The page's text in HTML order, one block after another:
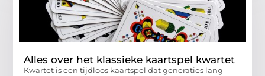
Alles over het klassieke kaartspel kwartet
Kwartet is een tijdloos kaartspel dat generaties lang